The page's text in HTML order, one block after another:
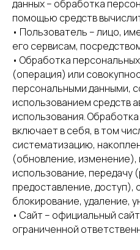
данных – обработка
помощью средств
• Пользователь – лицо,
его сервисам,
• Обработка
(операция) или
персональными данными,
использованием средств
использования.
включает в себя, в том
систематизацию,
(обновление, изменение),
использование, передачу
предоставление, доступ),
блокирование, удаление,
• Сайт – официальный
ограниченной